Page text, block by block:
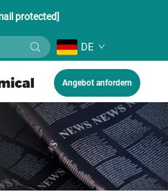
protected]
DE
Angebot anfordern